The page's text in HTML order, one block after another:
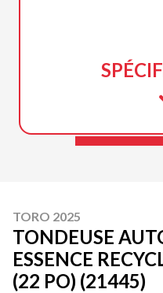
TORO 2025
TONDEUSE
ESSENCE
(22 PO) (21445)